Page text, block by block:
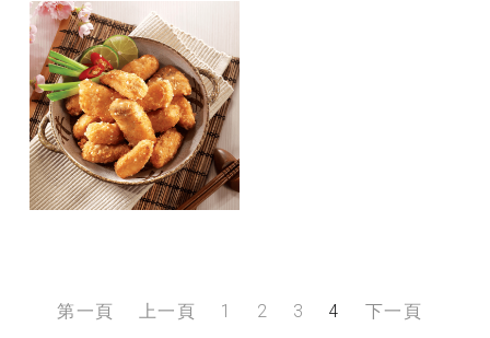
第一頁 上一頁 1 2 3 4 下一頁